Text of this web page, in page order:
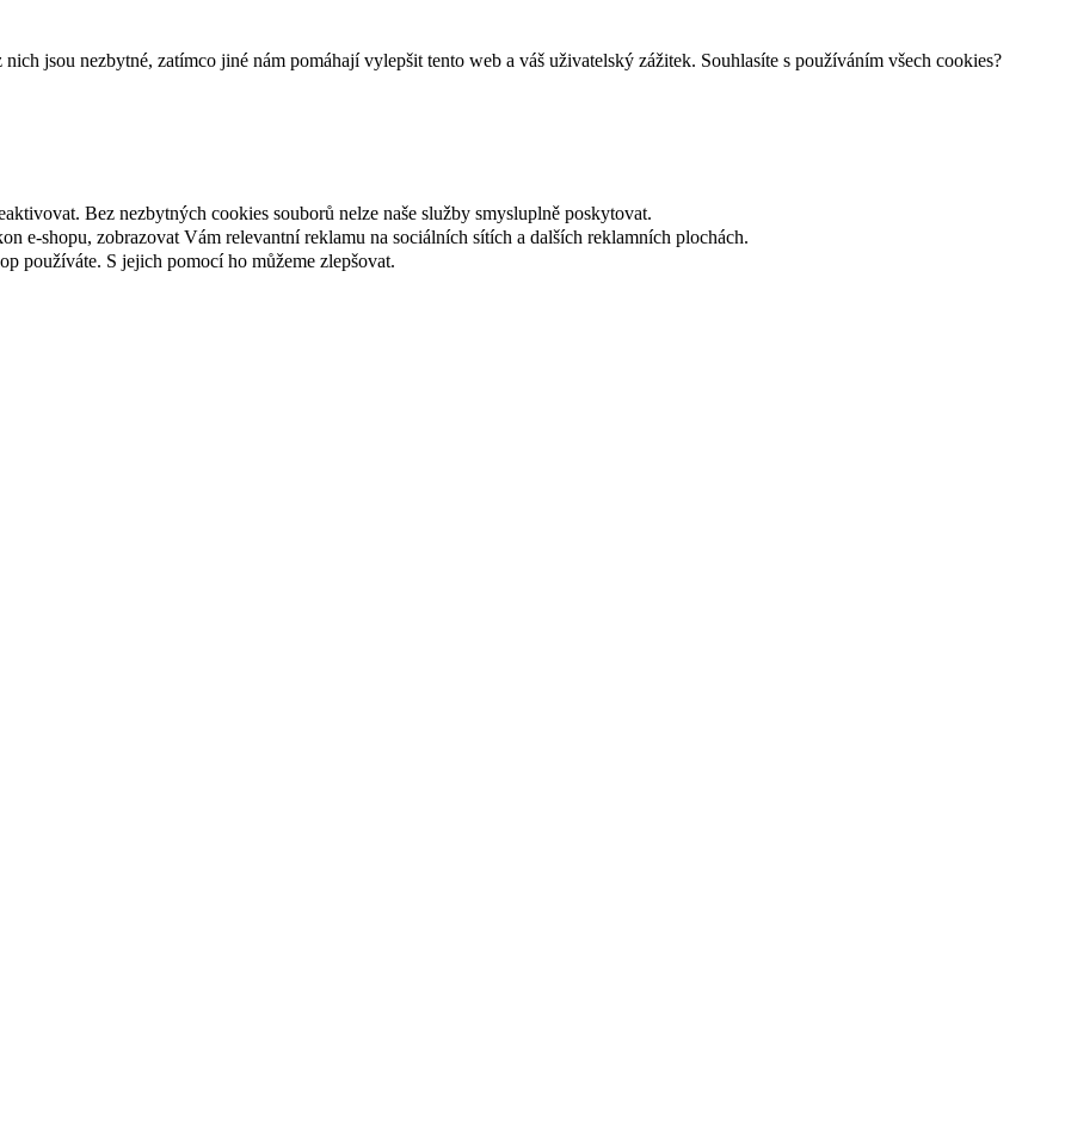
jsou nezbytné, zatímco jiné nám pomáhají vylepšit tento web a váš uživatelský zážitek. Souhlasíte s používáním všech cookies?
Bez nezbytných cookies souborů nelze naše služby smysluplně poskytovat.
e-shopu, zobrazovat Vám relevantní reklamu na sociálních sítích a dalších reklamních plochách.
používáte. S jejich pomocí ho můžeme zlepšovat.